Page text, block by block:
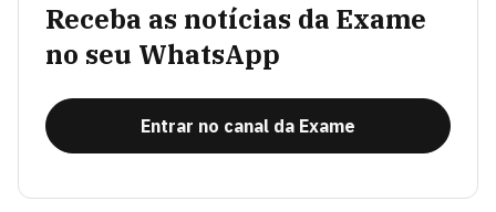
Receba as notícias da Exame
no seu WhatsApp
Entrar no canal da Exame